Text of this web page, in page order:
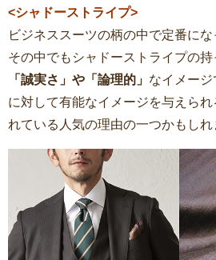
<シャドーストライプ>
ビジネススーツの柄の中で定番にな
その中でもシャドーストライプの
「誠実さ」や「論理的」 なイメー
に対して有能なイメージを与えら
れている人気の理由の一つかもしれ